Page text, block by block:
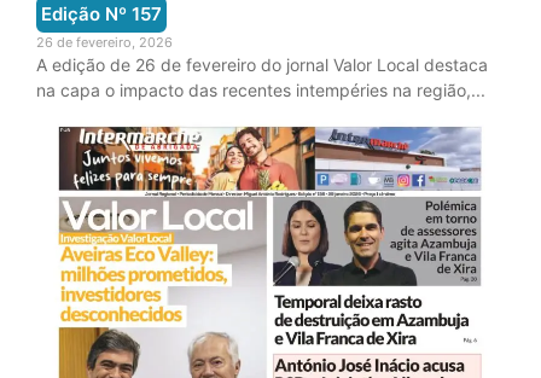
Edição Nº 157
26 de fevereiro, 2026
A edição de 26 de fevereiro do jornal Valor Local destaca
na capa o impacto das recentes intempéries na região,...